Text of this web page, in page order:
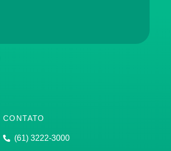
CONTATO
(61) 3222-3000